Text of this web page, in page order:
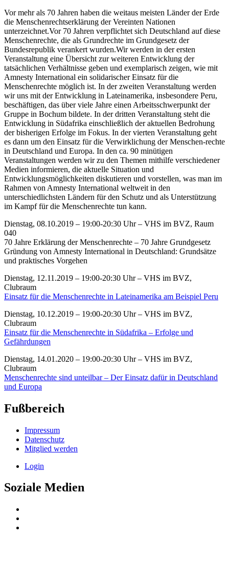
Vor mehr als 70 Jahren haben die weitaus meisten Länder der Erde
die Menschenrechtserklärung der Vereinten Nationen
unterzeichnet.Vor 70 Jahren verpflichtet sich Deutschland auf diese
Menschenrechte, die als Grundrechte im Grundgesetz der
Bundesrepublik verankert wurden.Wir werden in der ersten
Veranstaltung eine Übersicht zur weiteren Entwicklung der
tatsächlichen Verhältnisse geben und exemplarisch zeigen, wie mit
Amnesty International ein solidarischer Einsatz für die
Menschenrechte möglich ist. In der zweiten Veranstaltung werden
wir uns mit der Entwicklung in Lateinamerika, insbesondere Peru,
beschäftigen, das über viele Jahre einen Arbeitsschwerpunkt der
Gruppe in Bochum bildete. In der dritten Veranstaltung steht die
Entwicklung in Südafrika einschließlich der aktuellen Bedrohung
der bisherigen Erfolge im Fokus. In der vierten Veranstaltung geht
es dann um den Einsatz für die Verwirklichung der Menschen-rechte
in Deutschland und Europa. In den ca. 90 minütigen
Veranstaltungen werden wir zu den Themen mithilfe verschiedener
Medien informieren, die aktuelle Situation und
Entwicklungsmöglichkeiten diskutieren und vorstellen, was man im
Rahmen von Amnesty International weltweit in den
unterschiedlichsten Ländern für den Schutz und als Unterstützung
im Kampf für die Menschenrechte tun kann.
Dienstag, 08.10.2019 – 19:00-20:30 Uhr – VHS im BVZ, Raum
040
70 Jahre Erklärung der Menschenrechte – 70 Jahre Grundgesetz
Gründung von Amnesty International in Deutschland: Grundsätze
und praktisches Vorgehen
Dienstag, 12.11.2019 – 19:00-20:30 Uhr – VHS im BVZ,
Clubraum
Einsatz für die Menschenrechte in Lateinamerika am Beispiel Peru
Dienstag, 10.12.2019 – 19:00-20:30 Uhr – VHS im BVZ,
Clubraum
Einsatz für die Menschenrechte in Südafrika – Erfolge und
Gefährdungen
Dienstag, 14.01.2020 – 19:00-20:30 Uhr – VHS im BVZ,
Clubraum
Menschenrechte sind unteilbar – Der Einsatz dafür in Deutschland
und Europa
Fußbereich
Impressum
Datenschutz
Mitglied werden
Login
Soziale Medien